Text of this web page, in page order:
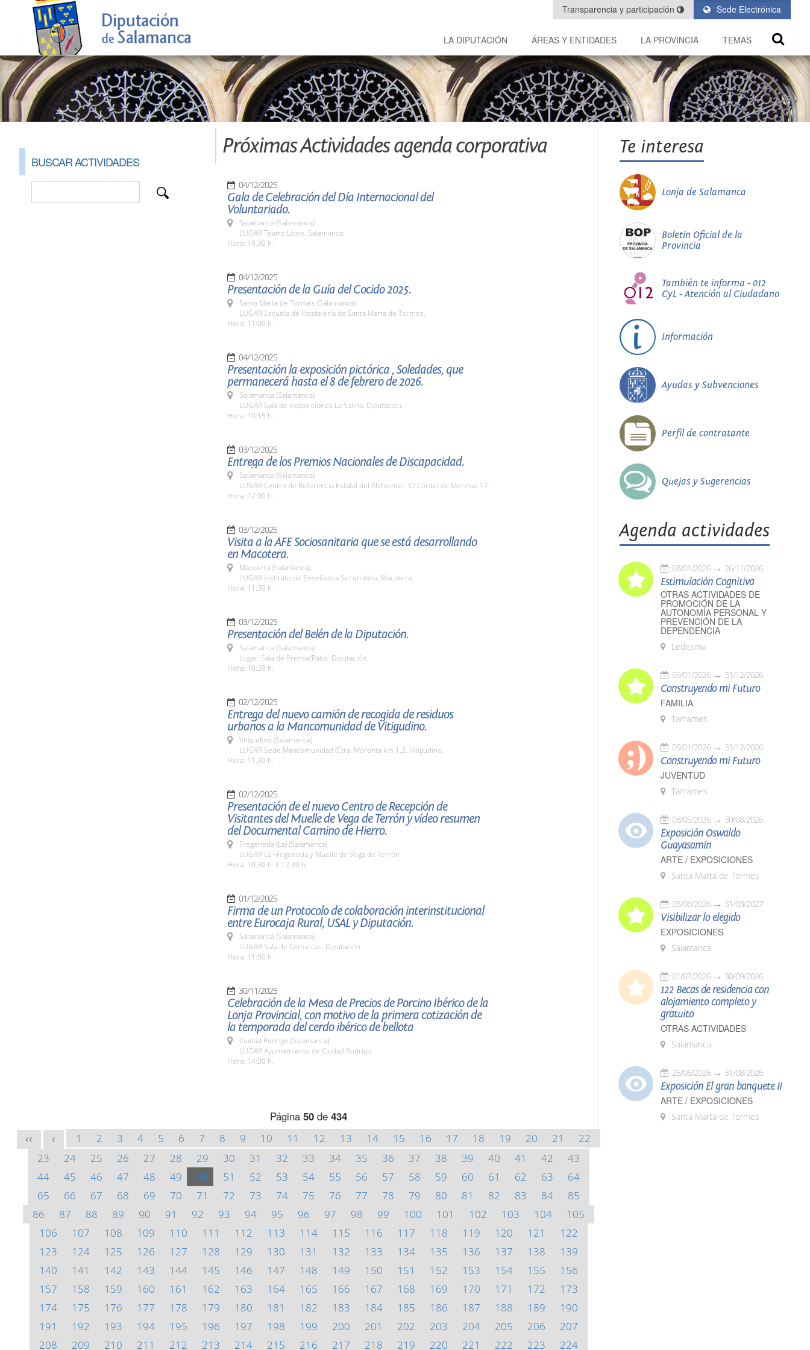
Sede Electrónica
Transparencia y participación
LA DIPUTACIÓN ÁREAS Y ENTIDADES LA PROVINCIA TEMAS
BUSCAR ACTIVIDADES
Próximas Actividades agenda corporativa
04/12/2025
Gala de Celebración del Día Internacional del
Voluntariado.
Salamanca (Salamanca)
LUGAR Teatro Liceo. Salamanca.
Hora: 18,30 h.
04/12/2025
Presentación de la Guía del Cocido 2025.
Santa Marta de Tormes (Salamanca)
LUGAR Escuela de Hostelería de Santa Marta de Tormes.
Hora: 11:00 h.
04/12/2025
Presentación la exposición pictórica , Soledades, que
permanecerá hasta el 8 de febrero de 2026.
Salamanca (Salamanca)
LUGAR Sala de exposiciones La Salina. Diputación.
Hora: 10:15 h.
03/12/2025
Entrega de los Premios Nacionales de Discapacidad.
Salamanca (Salamanca)
LUGAR Centro de Referencia Estatal del Alzheimer. C/ Cordel de Merinas 17.
Hora: 12:00 h.
03/12/2025
Visita a la AFE Sociosanitaria que se está desarrollando
en Macotera.
Macotera (Salamanca)
LUGAR Instituto de Enseñanza Secundaria. Macotera.
Hora: 11:30 h.
03/12/2025
Presentación del Belén de la Diputación.
Salamanca (Salamanca)
Lugar: Sala de Prensa/Patio. Diputación.
Hora: 10:30 h.
02/12/2025
Entrega del nuevo camión de recogida de residuos
urbanos a la Mancomunidad de Vitigudino.
Vitigudino (Salamanca)
LUGAR Sede Mancomunidad (Ctra. Moronta km 1,3. Vitigudino.
Hora: 11,30 h.
02/12/2025
Presentación de el nuevo Centro de Recepción de
Visitantes del Muelle de Vega de Terrón y vídeo resumen
del Documental Camino de Hierro.
Fregeneda (La) (Salamanca)
LUGAR La Fregeneda y Muelle de Vega de Terrón
Hora: 10,30 h. Y 12,30 h.
01/12/2025
Firma de un Protocolo de colaboración interinstitucional
entre Eurocaja Rural, USAL y Diputación.
Salamanca (Salamanca)
LUGAR Sala de Comarcas. Diputación
Hora: 11:00 h.
30/11/2025
Celebración de la Mesa de Precios de Porcino Ibérico de la
Lonja Provincial, con motivo de la primera cotización de
la temporada del cerdo ibérico de bellota
Ciudad Rodrigo (Salamanca)
LUGAR Ayuntamiento de Ciudad Rodrigo.
Hora: 14:00 h.
Página 50 de 434
<< < 1 2 3 4 5 6 7 8 9 10 11 12 13 14 15 16 17 18 19 20 21
22
23
24 25 26 27 28 29 30 31 32 33 34 35 36 37 38 39 40 41 42
43
44
45 46 47 48 49 50 51 52 53 54 55 56 57 58 59 60 61 62 63
64
65
66 67 68 69 70 71 72 73 74 75 76 77 78 79 80 81 82 83 84
85
86
87 88 89 90 91 92 93 94 95 96 97 98 99 100 101 102 103 104
105
106
107 108 109 110 111 112 113 114 115 116 117 118 119 120 121
122
123
124 125 126 127 128 129 130 131 132 133 134 135 136 137 138
139
140
141 142 143 144 145 146 147 148 149 150 151 152 153 154 155
156
157
158 159 160 161 162 163 164 165 166 167 168 169 170 171 172
173
174
175 176 177 178 179 180 181 182 183 184 185 186 187 188 189
190
191
192 193 194 195 196 197 198 199 200 201 202 203 204 205 206
207
208
209 210 211 212 213 214 215 216 217 218 219 220 221 222 223 224
Te interesa
Lonja de Salamanca
Boletín Oficial de la
Provincia
También te informa - 012
CyL - Atención al Ciudadano
Información
Ayudas y Subvenciones
Perfil de contratante
Quejas y Sugerencias
Agenda actividades
08/01/2026 26/11/2026
Estimulación Cognitiva
OTRAS ACTIVIDADES DE
PROMOCIÓN DE LA
AUTONOMÍA PERSONAL Y
PREVENCIÓN DE LA
DEPENDENCIA
Ledesma
09/01/2026 31/12/2026
Construyendo mi Futuro
FAMILIA
Tamames
09/01/2026 31/12/2026
Construyendo mi Futuro
JUVENTUD
Tamames
08/05/2026 30/08/2026
Exposición Oswaldo
Guayasamín
ARTE / EXPOSICIONES
Santa Marta de Tormes
05/06/2026 31/03/2027
Visibilizar lo elegido
EXPOSICIONES
Salamanca
01/07/2026 30/09/2026
122 Becas de residencia con
alojamiento completo y
gratuito
OTRAS ACTIVIDADES
Salamanca
26/06/2026 31/08/2026
Exposición El gran banquete II
ARTE / EXPOSICIONES
Santa Marta de Tormes